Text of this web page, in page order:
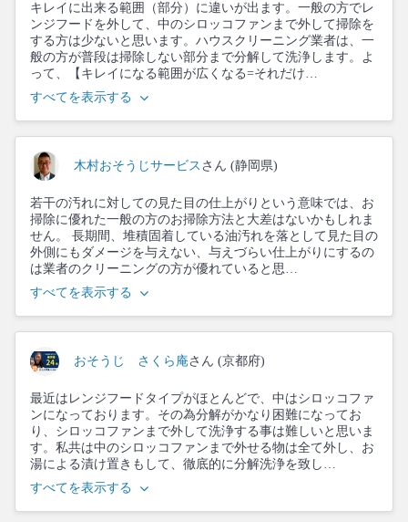
キレイに出来る範囲（部分）に違いが出ます。一般の方でレ
ンジフードを外して、中のシロッコファンまで外して掃除を
する方は少ないと思います。ハウスクリーニング業者は、一
般の方が普段は掃除しない部分まで分解して洗浄します。よ
って、【キレイになる範囲が広くなる=それだけ…
すべてを表示する
木村おそうじサービス さん (静岡県)
若干の汚れに対しての見た目の仕上がりという意味では、お
掃除に優れた一般の方のお掃除方法と大差はないかもしれま
せん。 長期間、堆積固着している油汚れを落として見た目の
外側にもダメージを与えない、与えづらい仕上がりにするの
は業者のクリーニングの方が優れていると思…
すべてを表示する
おそうじ さくら庵 さん (京都府)
最近はレンジフードタイプがほとんどで、中はシロッコファ
ンになっております。その為分解がかなり困難になってお
り、シロッコファンまで外して洗浄する事は難しいと思いま
す。私共は中のシロッコファンまで外せる物は全て外し、お
湯による漬け置きもして、徹底的に分解洗浄を致し…
すべてを表示する